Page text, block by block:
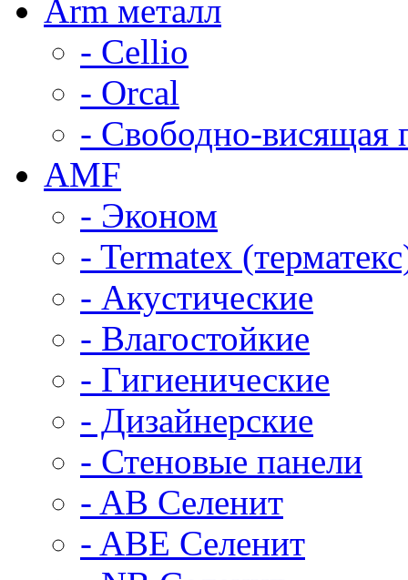
Arm металл
- Cellio
- Orcal
- Свободно-висящая
AMF
- Эконом
- Termatex
- Акустические
- Влагостойкие
- Гигиенические
- Дизайнерские
- Стеновые панели
- AB Селенит
- ABE Селенит